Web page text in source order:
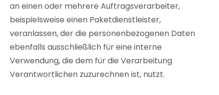
an einen oder mehrere Auftragsverarbeiter,
beispielsweise einen Paketdienstleister,
veranlassen, der die personenbezogenen Daten
ebenfalls ausschließlich für eine interne
Verwendung, die dem für die Verarbeitung
Verantwortlichen zuzurechnen ist, nutzt.